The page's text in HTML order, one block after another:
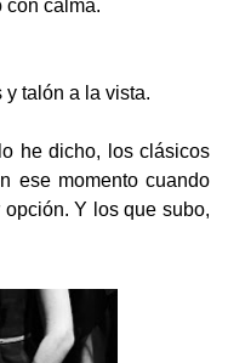
con calma.
y talón a la vista.
he dicho, los clásicos
ese momento cuando
Y los que subo,